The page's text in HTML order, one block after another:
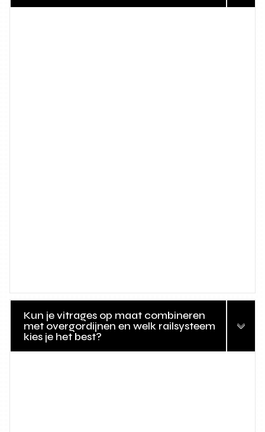
Kun je vitrages op maat combineren
met overgordijnen en welk railsysteem
kies je het best?